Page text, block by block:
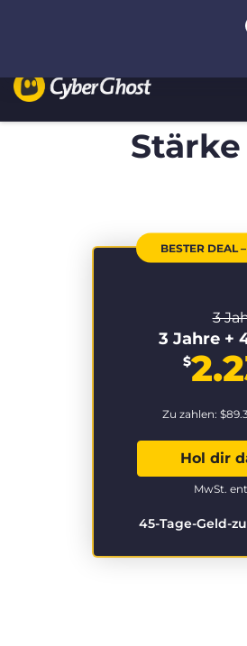
BESTER DEAL
3
3 Jahre +
$
Zu zahlen:
Hol dir
45-Tage-Geld-
MwSt.